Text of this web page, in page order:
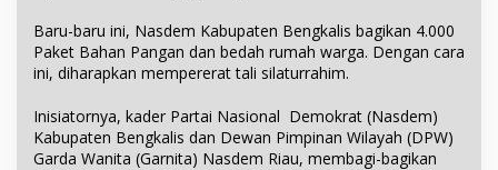
Baru-baru ini, Nasdem Kabupaten Bengkalis bagikan 4.000
Paket Bahan Pangan dan bedah rumah warga. Dengan cara
ini, diharapkan mempererat tali silaturrahim.
Inisiatornya, kader Partai Nasional Demokrat (Nasdem)
Kabupaten Bengkalis dan Dewan Pimpinan Wilayah (DPW)
Garda Wanita (Garnita) Nasdem Riau, membagi-bagikan